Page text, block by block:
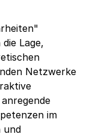
Lage,
Netzwerke
im
und